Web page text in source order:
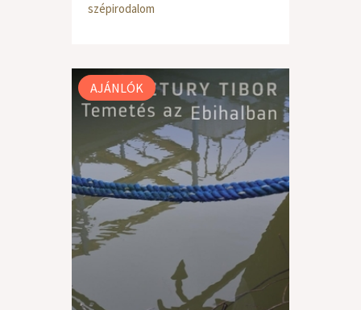
szépirodalom
AJÁNLÓK